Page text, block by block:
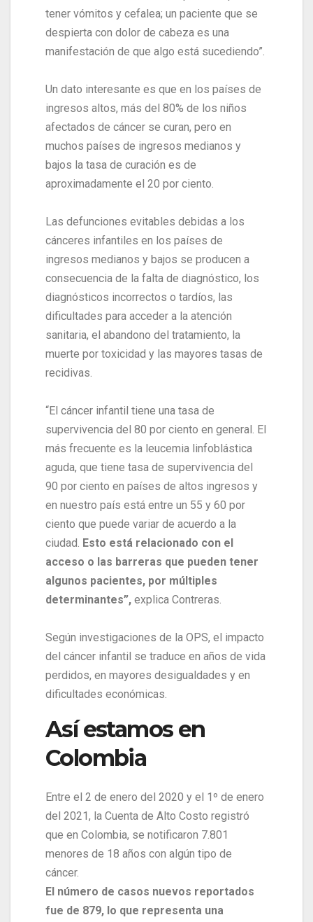
tener vómitos y cefalea; un paciente que se
despierta con dolor de cabeza es una
manifestación de que algo está sucediendo”.
Un dato interesante es que en los países de
ingresos altos, más del 80% de los niños
afectados de cáncer se curan, pero en
muchos países de ingresos medianos y
bajos la tasa de curación es de
aproximadamente el 20 por ciento.
Las defunciones evitables debidas a los
cánceres infantiles en los países de
ingresos medianos y bajos se producen a
consecuencia de la falta de diagnóstico, los
diagnósticos incorrectos o tardíos, las
dificultades para acceder a la atención
sanitaria, el abandono del tratamiento, la
muerte por toxicidad y las mayores tasas de
recidivas.
“El cáncer infantil tiene una tasa de
supervivencia del 80 por ciento en general. El
más frecuente es la leucemia linfoblástica
aguda, que tiene tasa de supervivencia del
90 por ciento en países de altos ingresos y
en nuestro país está entre un 55 y 60 por
ciento que puede variar de acuerdo a la
ciudad. Esto está relacionado con el
acceso o las barreras que pueden tener
algunos pacientes, por múltiples
determinantes”, explica Contreras.
Según investigaciones de la OPS, el impacto
del cáncer infantil se traduce en años de vida
perdidos, en mayores desigualdades y en
dificultades económicas.
Así estamos en
Colombia
Entre el 2 de enero del 2020 y el 1º de enero
del 2021, la Cuenta de Alto Costo registró
que en Colombia, se notificaron 7.801
menores de 18 años con algún tipo de
cáncer.
El número de casos nuevos reportados
fue de 879, lo que representa una